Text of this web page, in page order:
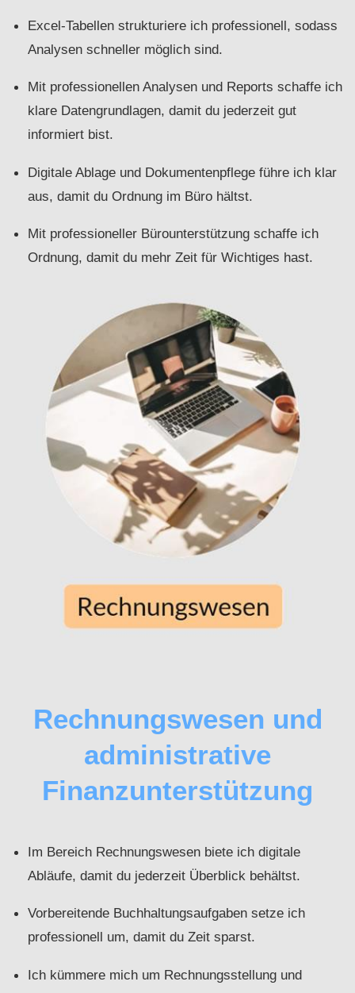
Excel-Tabellen strukturiere ich professionell, sodass
Analysen schneller möglich sind.
Mit professionellen Analysen und Reports schaffe ich
klare Datengrundlagen, damit du jederzeit gut
informiert bist.
Digitale Ablage und Dokumentenpflege führe ich klar
aus, damit du Ordnung im Büro hältst.
Mit professioneller Bürounterstützung schaffe ich
Ordnung, damit du mehr Zeit für Wichtiges hast.
Rechnungswesen und
administrative
Finanzunterstützung
Im Bereich Rechnungswesen biete ich digitale
Abläufe, damit du jederzeit Überblick behältst.
Vorbereitende Buchhaltungsaufgaben setze ich
professionell um, damit du Zeit sparst.
Ich kümmere mich um Rechnungsstellung und